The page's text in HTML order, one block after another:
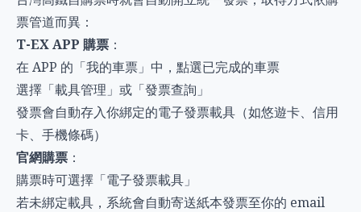
票管道而異：
T-EX APP 購票 ：
在 APP 的「我的車票」中，點選已完成的車票
選擇「載具管理」或「發票查詢」
發票會自動存入你綁定的電子發票載具（如悠遊卡、信用
卡、手機條碼）
官網購票 ：
購票時可選擇「電子發票載具」
若未綁定載具，系統會自動寄送紙本發票至你的 email